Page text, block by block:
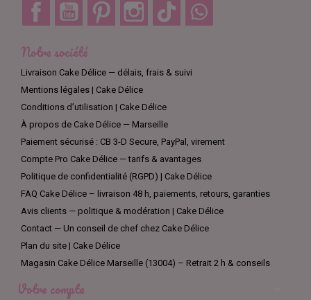
Facebook YouTube Pinterest Instagram TikTok
Notre société
Livraison Cake Délice — délais, frais & suivi
Mentions légales | Cake Délice
Conditions d’utilisation | Cake Délice
À propos de Cake Délice — Marseille
Paiement sécurisé : CB 3-D Secure, PayPal, virement
Compte Pro Cake Délice — tarifs & avantages
Politique de confidentialité (RGPD) | Cake Délice
FAQ Cake Délice – livraison 48 h, paiements, retours, garanties
Avis clients — politique & modération | Cake Délice
Contact — Un conseil de chef chez Cake Délice
Plan du site | Cake Délice
Magasin Cake Délice Marseille (13004) – Retrait 2 h & conseils
Votre compte